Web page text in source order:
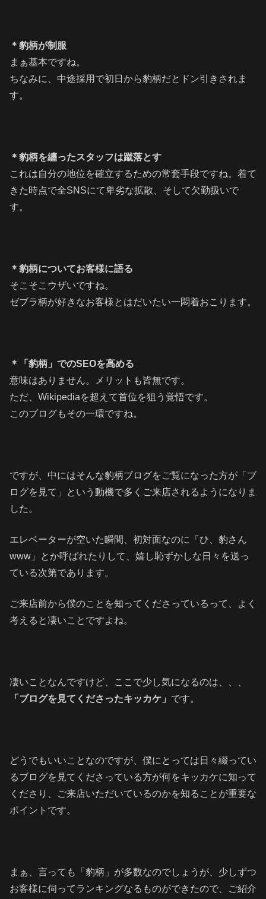
＊豹柄が制服
まぁ基本ですね。
ちなみに、中途採用で初日から豹柄だとドン引きされま
す。
＊豹柄を纏ったスタッフは蹴落とす
これは自分の地位を確立するための常套手段ですね。着て
きた時点で全SNSにて卑劣な拡散、そして欠勤扱いで
す。
＊豹柄についてお客様に語る
そこそこウザいですね。
ゼブラ柄が好きなお客様とはだいたい一悶着おこります。
＊「豹柄」でのSEOを高める
意味はありません。メリットも皆無です。
ただ、Wikipediaを超えて首位を狙う覚悟です。
このブログもその一環ですね。
ですが、中にはそんな豹柄ブログをご覧になった方が「ブ
ログを見て」という動機で多くご来店されるようになりま
した。
エレベーターが空いた瞬間、初対面なのに「ひ、豹さん
www」とか呼ばれたりして、嬉し恥ずかしな日々を送っ
ている次第であります。
ご来店前から僕のことを知ってくださっているって、よく
考えると凄いことですよね。
凄いことなんですけど、ここで少し気になるのは、、、
「ブログを見てくださったキッカケ」 です。
どうでもいいことなのですが、僕にとっては日々綴ってい
るブログを見てくださっている方が何をキッカケに知って
くださり、ご来店いただいているのかを知ることが重要な
ポイントです。
まぁ、言っても「豹柄」が多数なのでしょうが、少しずつ
お客様に伺ってランキングなるものができたので、ご紹介